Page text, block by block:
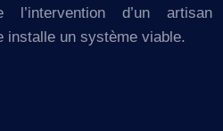
d’un artisan
installe un système viable.